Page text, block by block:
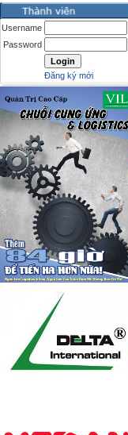
Username
Password
Đăng ký mới